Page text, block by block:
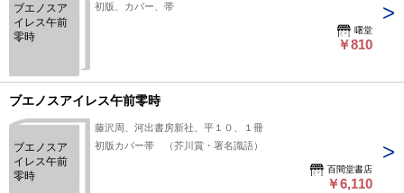
ブエノスア
イレス午前
零時
初版、カバー、帯
曙堂
￥810
ブエノスアイレス午前零時
ブエノスア
イレス午前
零時
藤沢周、河出書房新社、平１０、１冊
初版カバー帯 （芥川賞・署名識語）
百間堂書店
￥6,110